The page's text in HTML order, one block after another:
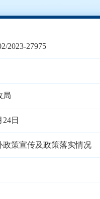
2023-27975
局
24日
政策宣传及政策落实情况